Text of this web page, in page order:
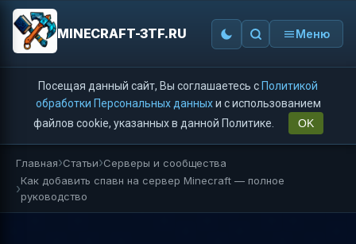
MINECRAFT-3TF.RU Меню
Посещая данный сайт, Вы соглашаетесь с Политикой
обработки Персональных данныхи с использованием
файлов cookie, указанных в данной Политике.
OK
Главная Статьи Серверы и сообщества
Как добавить спавн на сервер Minecraft — полное
руководство